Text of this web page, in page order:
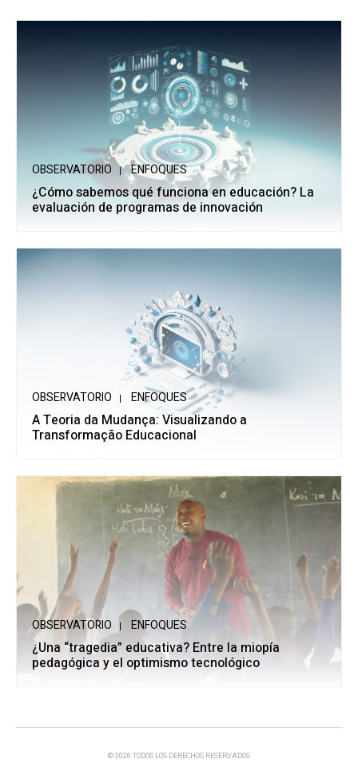
OBSERVATORIO ENFOQUES
¿Cómo sabemos qué funciona en educación? La
evaluación de programas de innovación
OBSERVATORIO ENFOQUES
A Teoria da Mudança: Visualizando a
Transformação Educacional
OBSERVATORIO ENFOQUES
¿Una “tragedia” educativa? Entre la miopía
pedagógica y el optimismo tecnológico
© 2026 TODOS LOS DERECHOS RESERVADOS